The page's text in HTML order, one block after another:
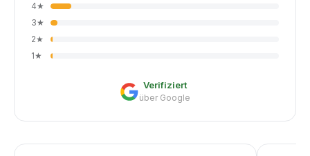
4★
3★
2★
1★
Verifiziert
über Google